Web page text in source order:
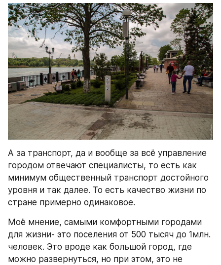
А за транспорт, да и вообще за всё управление
городом отвечают специалисты, то есть как
минимум общественный транспорт достойного
уровня и так далее. То есть качество жизни по
стране примерно одинаковое.
Моё мнение, самыми комфортными городами
для жизни- это поселения от 500 тысяч до 1млн.
человек. Это вроде как большой город, где
можно развернуться, но при этом, это не